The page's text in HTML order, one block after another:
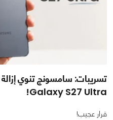
تسريبات: سامسونج تنوي إزالة
Galaxy S27 Ultra!
قرار عجيب!